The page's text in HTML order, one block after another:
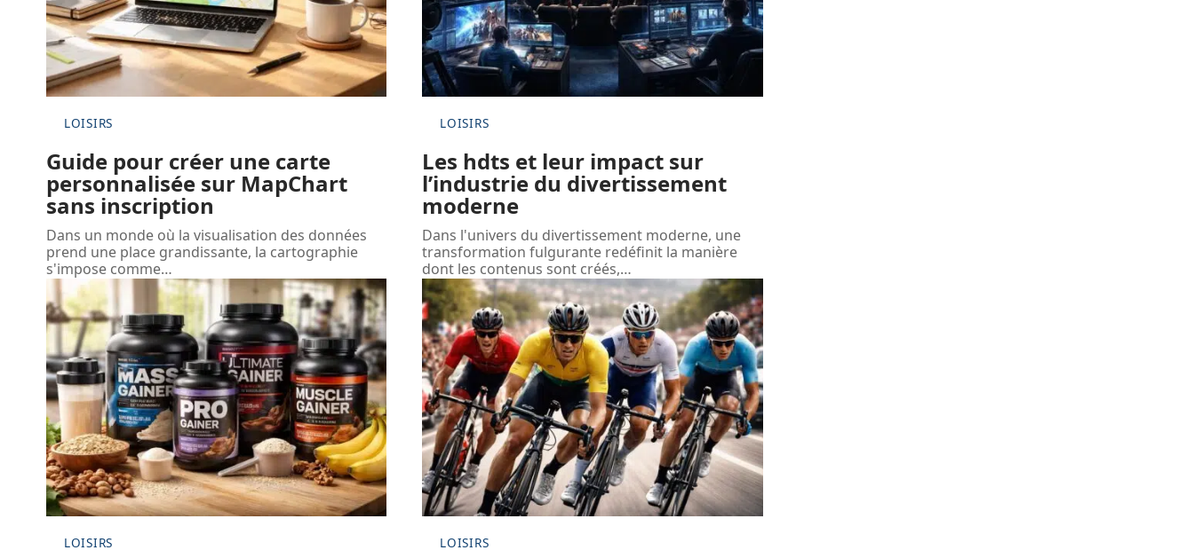
LOISIRS
Guide pour créer une carte
personnalisée sur MapChart
sans inscription
Dans un monde où la visualisation des données
prend une place grandissante, la cartographie
s'impose comme…
LOISIRS
Les hdts et leur impact sur
l’industrie du divertissement
moderne
Dans l'univers du divertissement moderne, une
transformation fulgurante redéfinit la manière
dont les contenus sont créés,…
LOISIRS LOISIRS